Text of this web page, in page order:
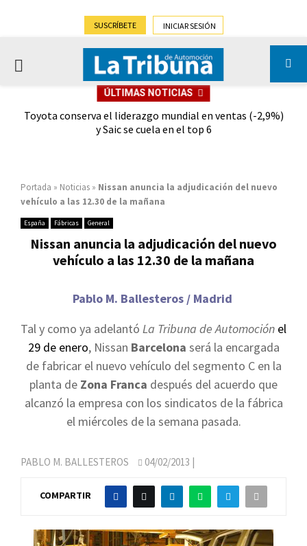
SUSCRÍBETE INICIAR SESIÓN
PRIMARY
ÚLTIMAS NOTICIAS
Toyota conserva el liderazgo mundial en ventas (-2,9%)
y Saic se cuela en el top 6
Portada » Noticias » Nissan anuncia la adjudicación del nuevo
vehículo a las 12.30 de la mañana
España Fábricas General
Nissan anuncia la adjudicación del nuevo
vehículo a las 12.30 de la mañana
Pablo M. Ballesteros / Madrid
Tal y como ya adelantó La Tribuna de Automoción el
29 de enero, Nissan Barcelona será la encargada
de fabricar el nuevo vehículo del segmento C en la
planta de Zona Franca después del acuerdo que
alcanzó la empresa con los sindicatos de la fábrica
el miércoles de la semana pasada.
PABLO M. BALLESTEROS 04/02/2013 |
COMPARTIR